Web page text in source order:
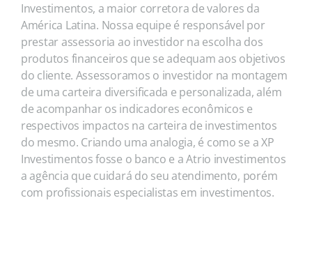
Investimentos, a maior corretora de valores da
América Latina. Nossa equipe é responsável por
prestar assessoria ao investidor na escolha dos
produtos financeiros que se adequam aos objetivos
do cliente. Assessoramos o investidor na montagem
de uma carteira diversificada e personalizada, além
de acompanhar os indicadores econômicos e
respectivos impactos na carteira de investimentos
do mesmo. Criando uma analogia, é como se a XP
Investimentos fosse o banco e a Atrio investimentos
a agência que cuidará do seu atendimento, porém
com profissionais especialistas em investimentos.